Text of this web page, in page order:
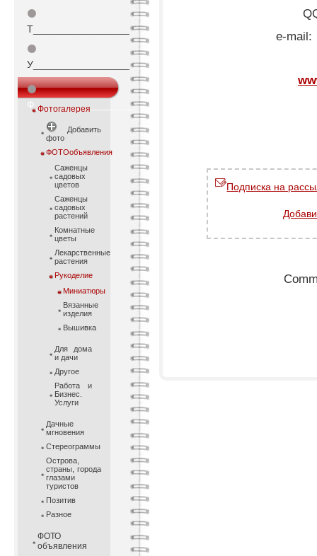
⚫
Т_________________
⚫
У_________________
⚫
Ф_________________
Фотогалерея
Добавить
фото
ФОТОобъявления
Саженцы
садовых
цветов
Саженцы
садовых
растений
Комнатные
цветы
Лекарственные
растения
Рукоделие
Миниатюры
Вязанные
изделия
Вышивка
Для дома
и дачи
Другое
Работа и
Бизнес.
Услуги
Дачные
мгновения
Стереограммы
Острова,
страны, города
глазами
туристов
Позитив
Разное
ФОТО
объявления
e-mail:
Подписка на